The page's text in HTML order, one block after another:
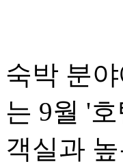
숙박 분
는 9월 '
객실과